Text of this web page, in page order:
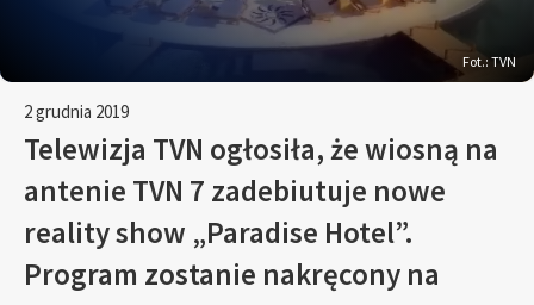
Fot.: TVN
2 grudnia 2019
Telewizja TVN ogłosiła, że wiosną na
antenie TVN 7 zadebiutuje nowe
reality show „Paradise Hotel”.
Program zostanie nakręcony na